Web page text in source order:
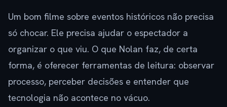
Um bom filme sobre eventos históricos não precisa
só chocar. Ele precisa ajudar o espectador a
organizar o que viu. O que Nolan faz, de certa
forma, é oferecer ferramentas de leitura: observar
processo, perceber decisões e entender que
tecnologia não acontece no vácuo.